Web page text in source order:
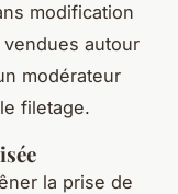
modification
autour
modérateur
filetage.
la prise de